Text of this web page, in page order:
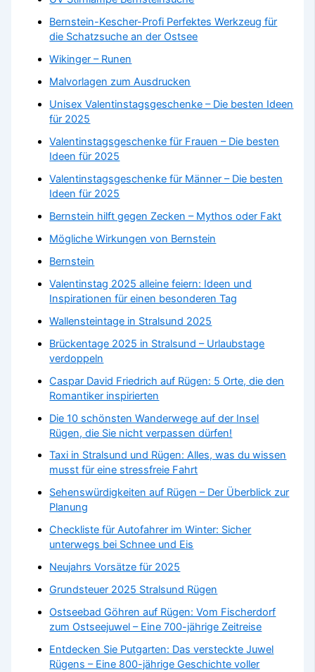
Bernstein-Kescher-Profi Perfektes Werkzeug für
die Schatzsuche an der Ostsee
Wikinger – Runen
Malvorlagen zum Ausdrucken
Unisex Valentinstagsgeschenke – Die besten Ideen
für 2025
Valentinstagsgeschenke für Frauen – Die besten
Ideen für 2025
Valentinstagsgeschenke für Männer – Die besten
Ideen für 2025
Bernstein hilft gegen Zecken – Mythos oder Fakt
Mögliche Wirkungen von Bernstein
Bernstein
Valentinstag 2025 alleine feiern: Ideen und
Inspirationen für einen besonderen Tag
Wallensteintage in Stralsund 2025
Brückentage 2025 in Stralsund – Urlaubstage
verdoppeln
Caspar David Friedrich auf Rügen: 5 Orte, die den
Romantiker inspirierten
Die 10 schönsten Wanderwege auf der Insel
Rügen, die Sie nicht verpassen dürfen!
Taxi in Stralsund und Rügen: Alles, was du wissen
musst für eine stressfreie Fahrt
Sehenswürdigkeiten auf Rügen – Der Überblick zur
Planung
Checkliste für Autofahrer im Winter: Sicher
unterwegs bei Schnee und Eis
Neujahrs Vorsätze für 2025
Grundsteuer 2025 Stralsund Rügen
Ostseebad Göhren auf Rügen: Vom Fischerdorf
zum Ostseejuwel – Eine 700-jährige Zeitreise
Entdecken Sie Putgarten: Das versteckte Juwel
Rügens – Eine 800-jährige Geschichte voller